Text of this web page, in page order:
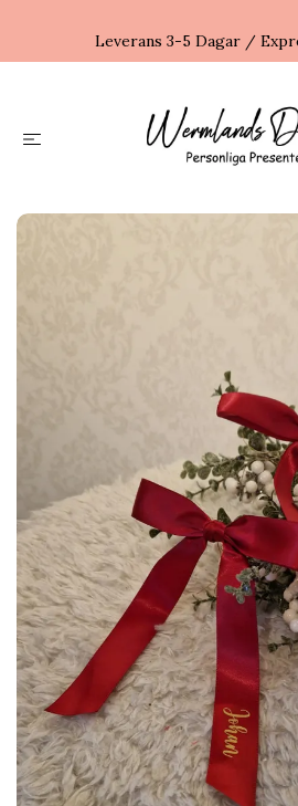
Leverans 3-5 Dagar /